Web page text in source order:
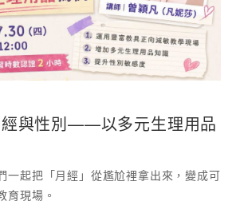
與性別——以多元生理用品
一起把「月經」從尷尬裡拿出來，變成可